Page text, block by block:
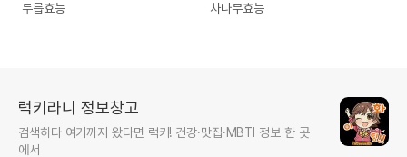
두릅효능 차나무효능
럭키라니 정보창고
검색하다 여기까지 왔다면 럭키! 건강·맛집·MBTI 정보 한 곳
에서